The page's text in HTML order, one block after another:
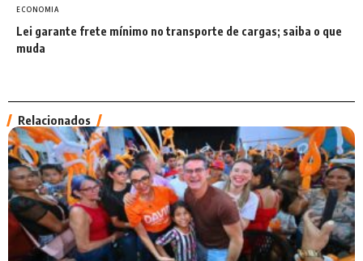
ECONOMIA
Lei garante frete mínimo no transporte de cargas; saiba o que
muda
Relacionados